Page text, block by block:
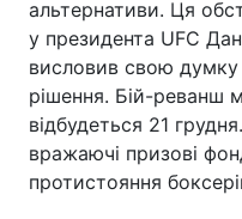
альтернативи. Ця
у президента UFC
висловив свою
рішення. Бій-реванш
відбудеться 21
вражаючі призові
протистояння